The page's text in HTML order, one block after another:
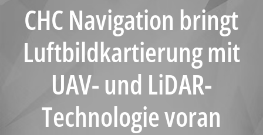
CHC Navigation bringt
Luftbildkartierung mit
UAV- und LiDAR-
Technologie voran